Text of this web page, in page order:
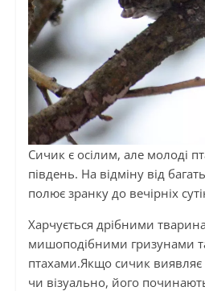
Сичик є осілим, але молоді
південь. На відміну від
полює зранку до вечірніх
Харчується дрібними
мишоподібними гризунами
птахами.Якщо сичик виявляє
чи візуально, його